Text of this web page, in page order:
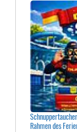
Rahmen des